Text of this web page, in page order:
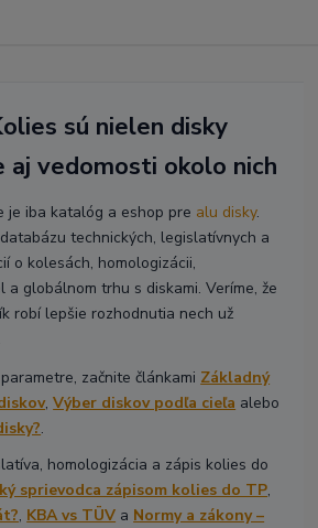
sú nielen disky
aj vedomosti okolo nich
je iba katalóg a eshop pre alu disky.
technických, legislatívnych a
o kolesách, homologizácii,
a globálnom trhu s diskami. Veríme, že
robí lepšie rozhodnutia nech už
začnite článkami Základný
,Výber diskov podľa cieľa alebo
.
homologizácia a zápis kolies do
sprievodca zápisom kolies do TP,
, KBA vs TÜV a Normy a zákony –